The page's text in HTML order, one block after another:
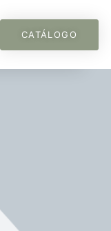
CATÁLOGO